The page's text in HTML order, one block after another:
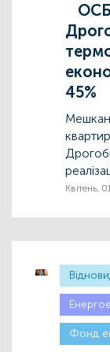
45%
Квітень,
Фонд